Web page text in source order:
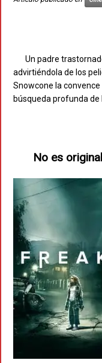
Un padre
advirtiéndola de los
Snowcone la
búsqueda profunda
No es